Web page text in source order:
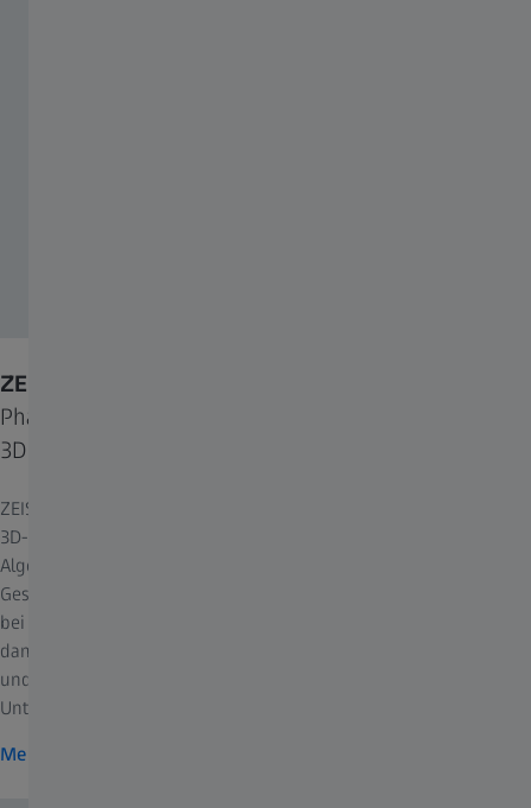
ZEISS Phase Identifier
Phasenidentifizierung und Texturanalysen in 2D und
3D
ZEISS Phase Identifier automatisiert mit hochmoderner REM- und
3D-Röntgenmikroskopie und KI-gestützten Deep-Learning-
Algorithmen die Mineralienklassifizierung und die
Gesteinscharakterisierung. So erweitern Sie Ihre Möglichkeiten
bei der Analyse und steigern Ihre Produktivität – und schaffen
damit ideale Voraussetzungen für quantitative chemische Analyse
und Quantifizierung, datenbasierte Klassifizierung, geochemische
Untersuchungen und Texturbeschreibungen.
Mehr zu Phase Identifier